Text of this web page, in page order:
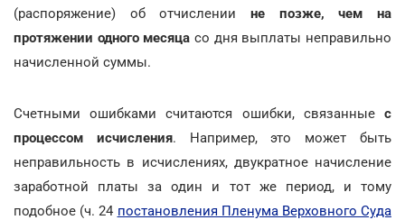
(распоряжение) об отчислении не позже, чем на
протяжении одного месяца со дня выплаты неправильно
начисленной суммы.
Счетными ошибками считаются ошибки, связанные с
процессом исчисления. Например, это может быть
неправильность в исчислениях, двукратное начисление
заработной платы за один и тот же период, и тому
подобное (ч. 24 постановления Пленума Верховного Суда